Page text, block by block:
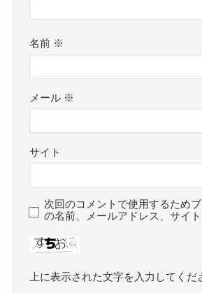
名前 ※
メール ※
サイト
次回のコメントで使用するため
の名前、メールアドレス、サイト
上に表示された文字を入力してくだ